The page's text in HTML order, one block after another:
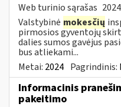
Web turinio sąrašas
Valstybinė mokesčių
pirmosios gyventojų
dalies sumos gavėjus
bus atliekami...
Metai: 2024 Pagrindinis:
Informacinis
pakeitimo